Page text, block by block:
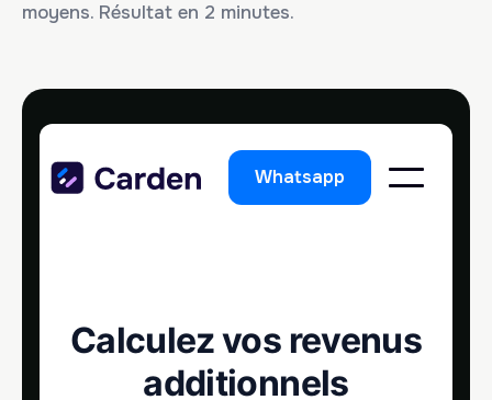
moyens. Résultat en 2 minutes.